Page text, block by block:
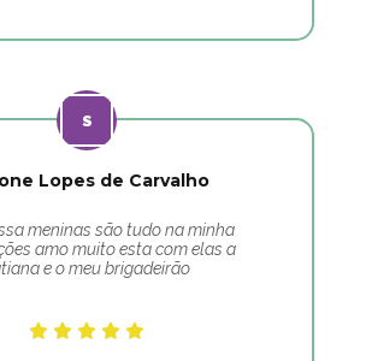
Lopes de Carvalho
meninas são tudo na minha
amo muito esta com elas a
e o meu brigadeirão